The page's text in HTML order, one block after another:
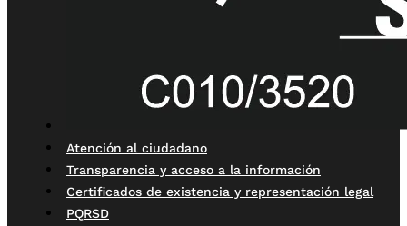
Atención al ciudadano
Transparencia y acceso a la información
Certificados de existencia y representación legal
PQRSD